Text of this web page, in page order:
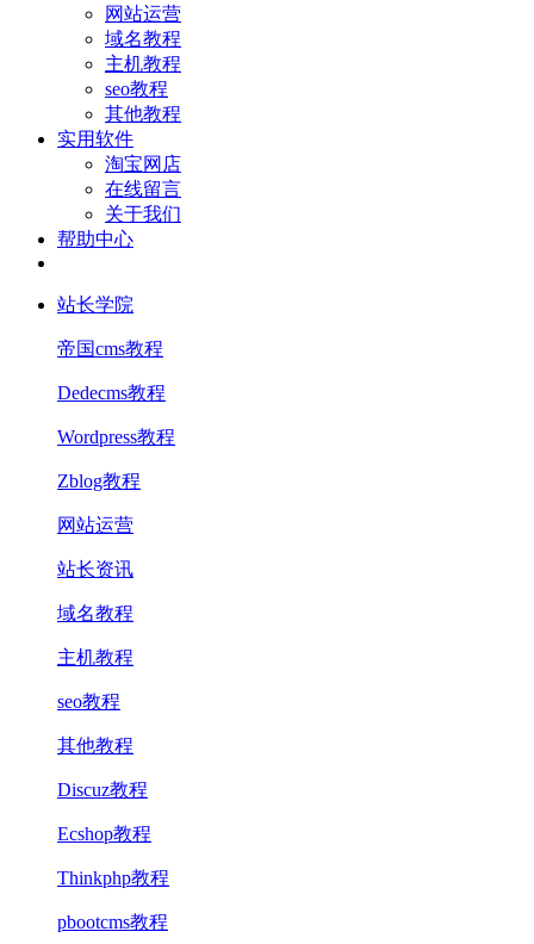
网站运营
域名教程
主机教程
seo教程
其他教程
实用软件
淘宝网店
在线留言
关于我们
帮助中心
站长学院
帝国cms教程
Dedecms教程
Wordpress教程
Zblog教程
网站运营
站长资讯
域名教程
主机教程
seo教程
其他教程
Discuz教程
Ecshop教程
Thinkphp教程
pbootcms教程